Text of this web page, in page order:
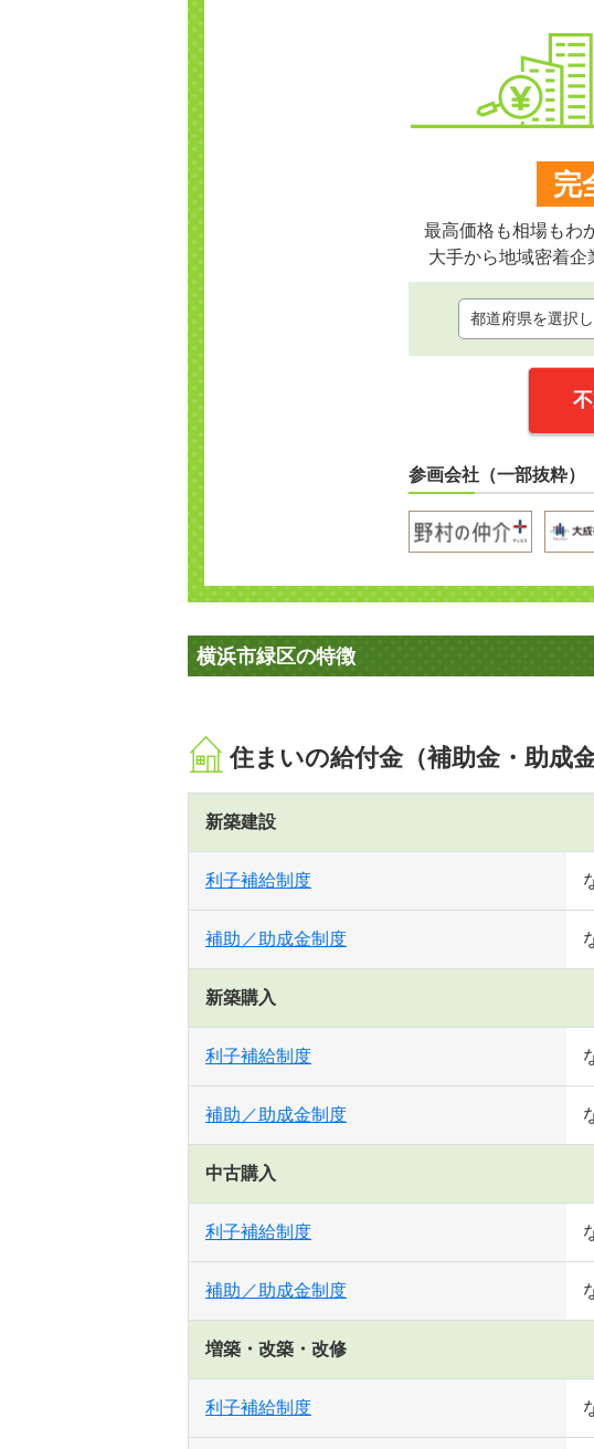
完
最高価格も相場もわ
大手から地域密着企
参画会社（一部抜粋）
横浜市緑区の特徴
住まいの給付金（補助金・助成金
新築建設
利子補給制度
補助／助成金制度
新築購入
利子補給制度
補助／助成金制度
中古購入
利子補給制度
補助／助成金制度
増築・改築・改修
利子補給制度